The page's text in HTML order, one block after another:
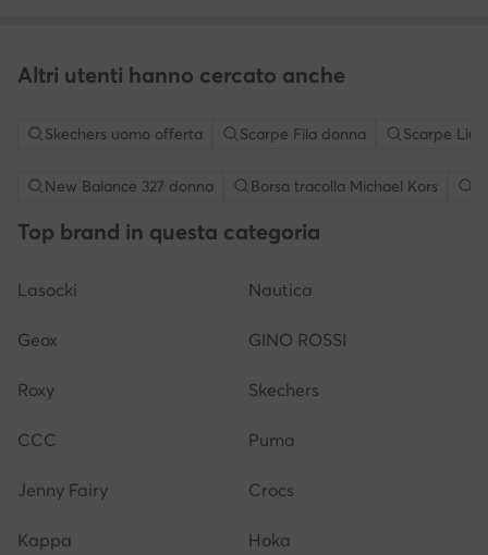
Altri utenti hanno cercato anche
Skechers uomo offerta Scarpe Fila donna Scarpe Liu
New Balance 327 donna Borsa tracolla Michael Kors
Top brand in questa categoria
Lasocki Nautica
Geox GINO ROSSI
Roxy Skechers
CCC Puma
Jenny Fairy Crocs
Kappa Hoka